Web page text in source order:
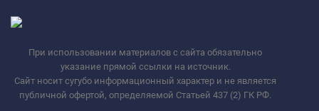
При использовании материалов с сайта обязательно
указание прямой ссылки на источник.
Сайт носит сугубо информационный характер и не является
публичной офертой, определяемой Статьей 437 (2) ГК РФ.